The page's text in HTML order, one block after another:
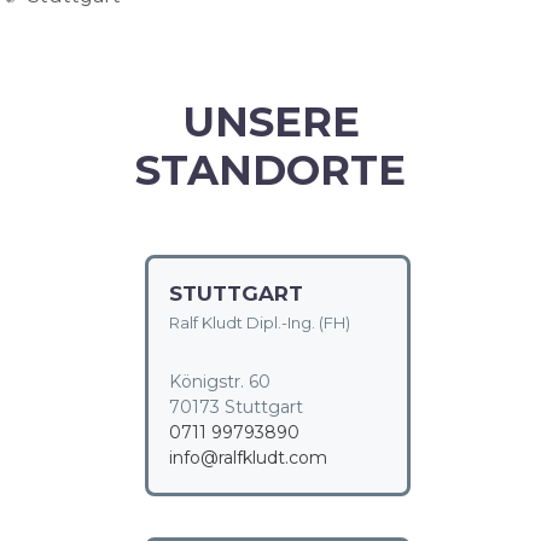
UNSERE
STANDORTE
STUTTGART
Ralf Kludt Dipl.-Ing. (FH)
Königstr. 60
70173 Stuttgart
0711 99793890
info@ralfkludt.com